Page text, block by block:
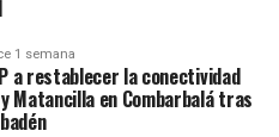
1 semana
a restablecer la conectividad
Matancilla en Combarbalá tras